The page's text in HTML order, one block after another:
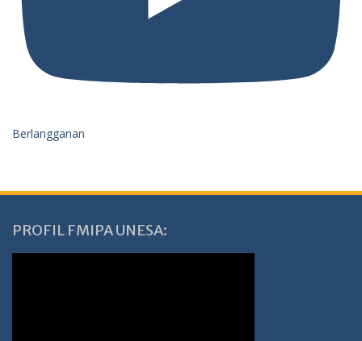
Berlangganan
PROFIL FMIPA UNESA: